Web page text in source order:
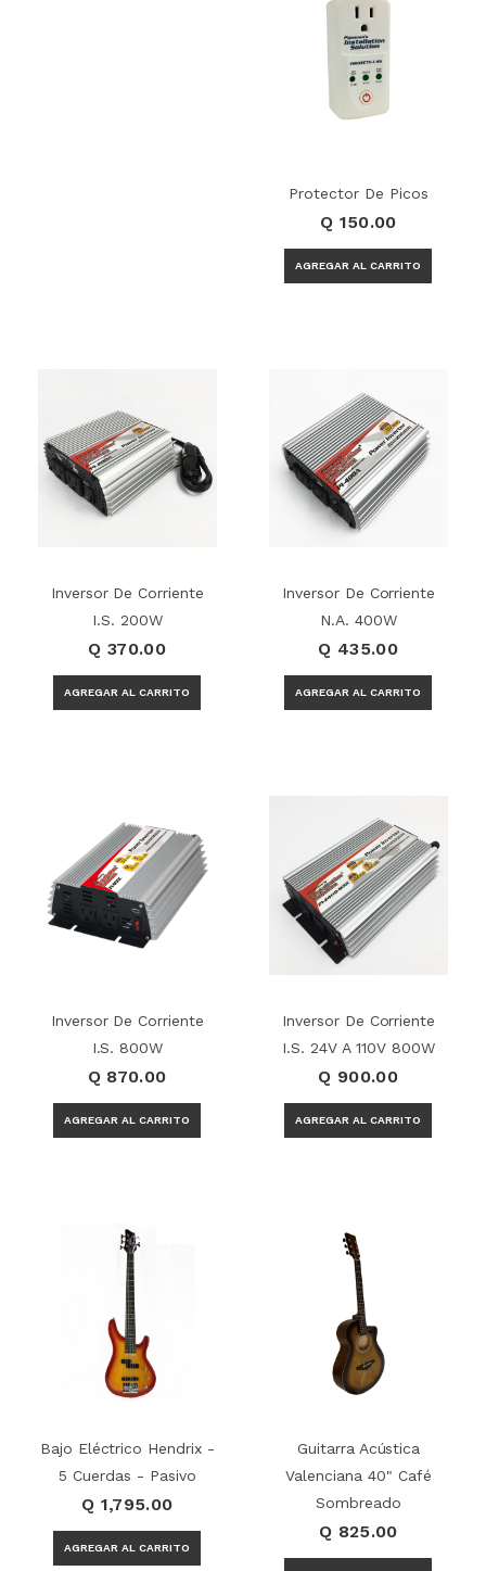
Protector De Picos
Q 150.00
Inversor De Corriente
I.S. 200W
Q 370.00
Inversor De Corriente
N.A. 400W
Q 435.00
Inversor De Corriente
I.S. 800W
Q 870.00
Inversor De Corriente
I.S. 24V A 110V 800W
Q 900.00
Bajo Eléctrico Hendrix -
5 Cuerdas - Pasivo
Q 1,795.00
Guitarra Acústica
Valenciana 40" Café
Sombreado
Q 825.00